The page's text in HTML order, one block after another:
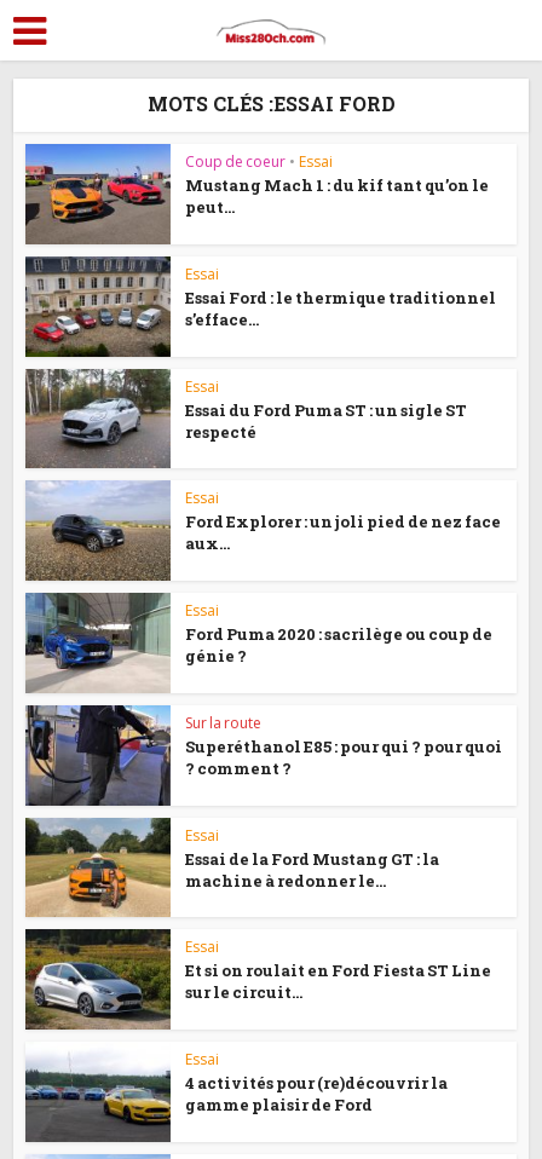
MOTS CLÉS :ESSAI FORD
Coup de coeur • Essai
Mustang Mach 1 : du kif tant qu’on le
peut...
Essai
Essai Ford : le thermique traditionnel
s’efface...
Essai
Essai du Ford Puma ST : un sigle ST
respecté
Essai
Ford Explorer : un joli pied de nez face
aux...
Essai
Ford Puma 2020 : sacrilège ou coup de
génie ?
Sur la route
Superéthanol E85 : pour qui ? pour quoi
? comment ?
Essai
Essai de la Ford Mustang GT : la
machine à redonner le...
Essai
Et si on roulait en Ford Fiesta ST Line
sur le circuit...
Essai
4 activités pour (re)découvrir la
gamme plaisir de Ford